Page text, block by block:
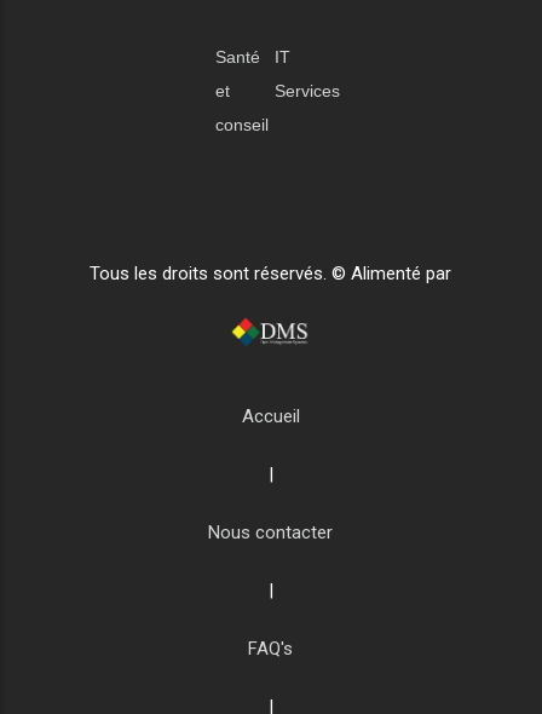
Santé
et
conseil
IT
Services
Tous les droits sont réservés. © Alimenté par
Accueil
Nous contacter
FAQ's